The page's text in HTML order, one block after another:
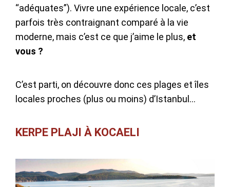
“adéquates”). Vivre une expérience locale, c’est
parfois très contraignant comparé à la vie
moderne, mais c’est ce que j’aime le plus, et
vous ?
C’est parti, on découvre donc ces plages et îles
locales proches (plus ou moins) d’Istanbul…
KERPE PLAJI À KOCAELI